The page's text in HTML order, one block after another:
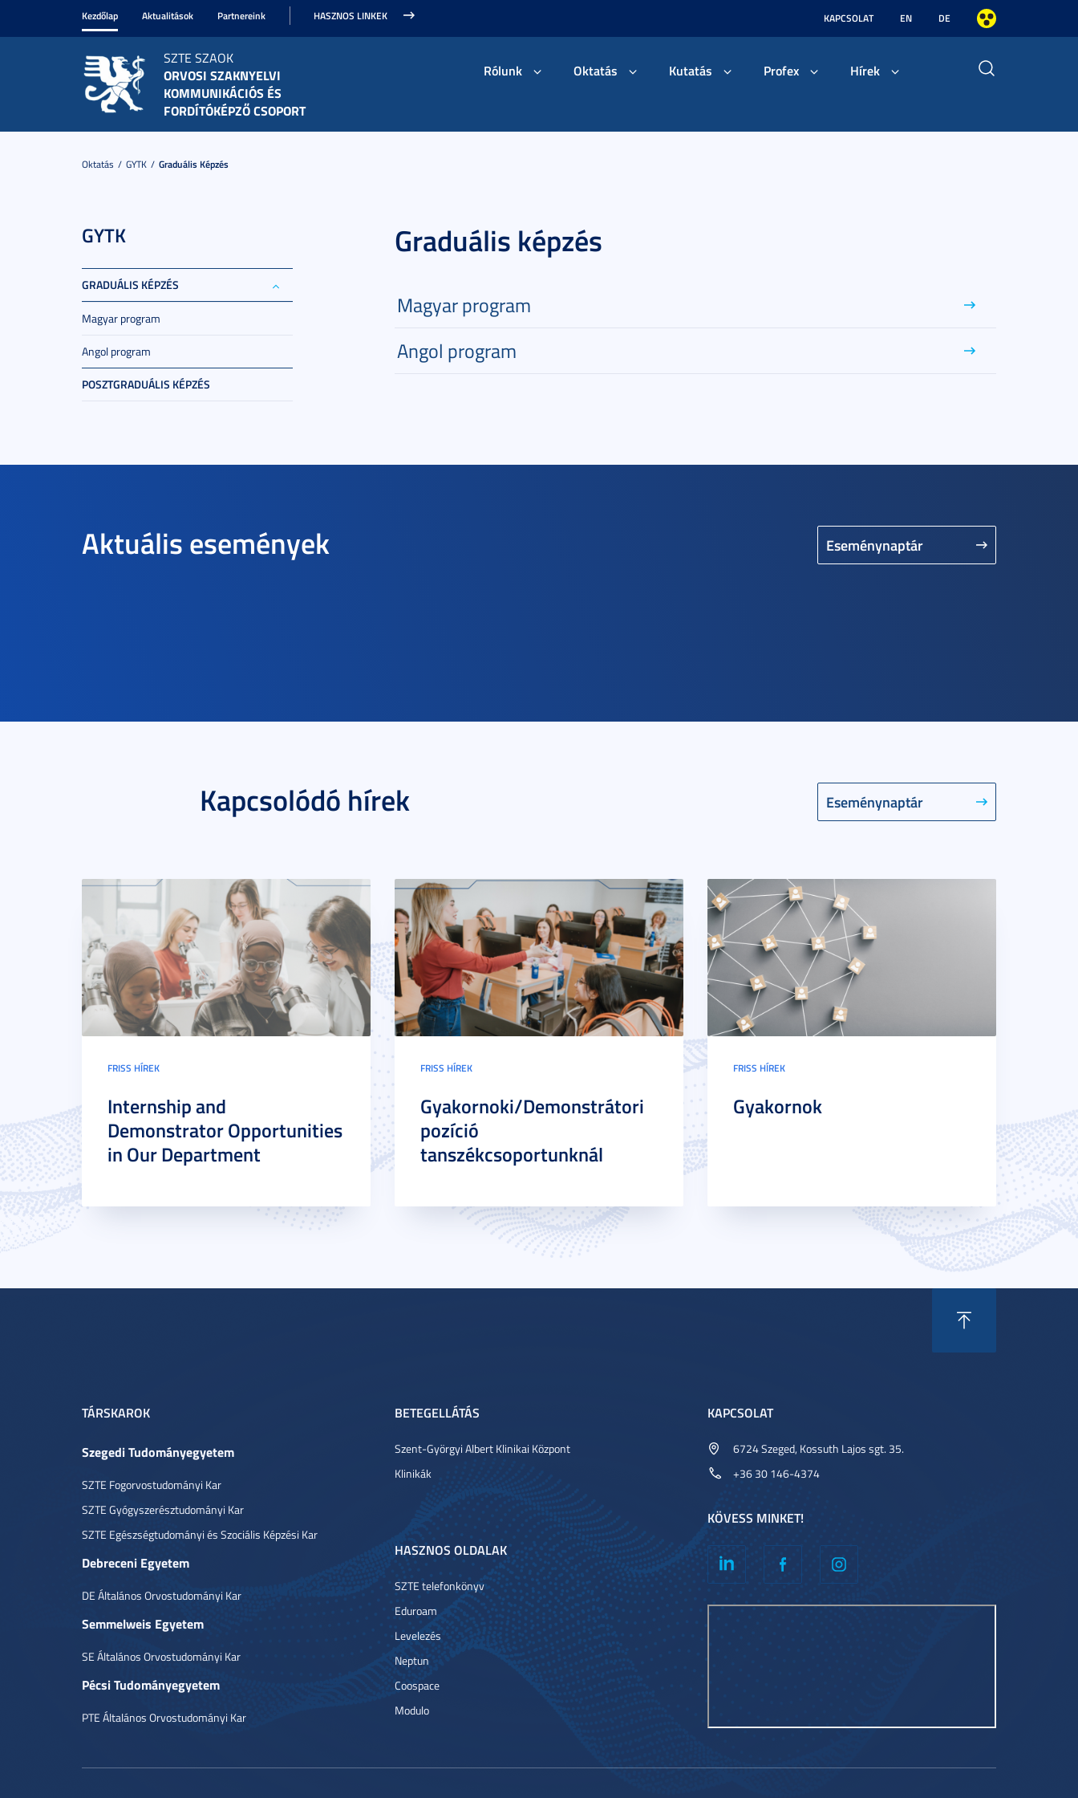
Kezdőlap Aktualitások Partnereink HASZNOS LINKEK KAPCSOLAT EN DE
SZTE SZAOK
ORVOSI SZAKNYELVI
KOMMUNIKÁCIÓS ÉS
FORDÍTÓKÉPZŐ CSOPORT
Rólunk Oktatás Kutatás Profex Hírek
Oktatás GYTK Graduális Képzés
GYTK
GRADUÁLIS KÉPZÉS
Magyar program
Angol program
POSZTGRADUÁLIS KÉPZÉS
Graduális képzés
Magyar program
Angol program
Aktuális események Eseménynaptár
Kapcsolódó hírek Eseménynaptár
FRISS HÍREK
Internship and
Demonstrator Opportunities
in Our Department
FRISS HÍREK
Gyakornoki/Demonstrátori
pozíció
tanszékcsoportunknál
FRISS HÍREK
Gyakornok
TÁRSKAROK
Szegedi Tudományegyetem
SZTE Fogorvostudományi Kar
SZTE Gyógyszerésztudományi Kar
SZTE Egészségtudományi és Szociális Képzési Kar
Debreceni Egyetem
DE Általános Orvostudományi Kar
Semmelweis Egyetem
SE Általános Orvostudományi Kar
Pécsi Tudományegyetem
PTE Általános Orvostudományi Kar
BETEGELLÁTÁS
Szent-Györgyi Albert Klinikai Központ
Klinikák
HASZNOS OLDALAK
SZTE telefonkönyv
Eduroam
Levelezés
Neptun
Coospace
Modulo
KAPCSOLAT
6724 Szeged, Kossuth Lajos sgt. 35.
+36 30 146-4374
KÖVESS MINKET!